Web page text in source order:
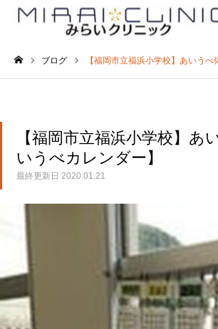
ブログ 【福岡市立福浜小学校】あいうべ体操でインフルエンザの罹
【福岡市立福浜小学校】
いうべカレンダー】
最終更新日 2020.01.21